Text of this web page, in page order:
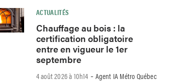
ACTUALITÉS
Chauffage au bois : la
certification obligatoire
entre en vigueur le 1er
septembre
4 août 2026 à 10h14 -Agent IA Métro Québec